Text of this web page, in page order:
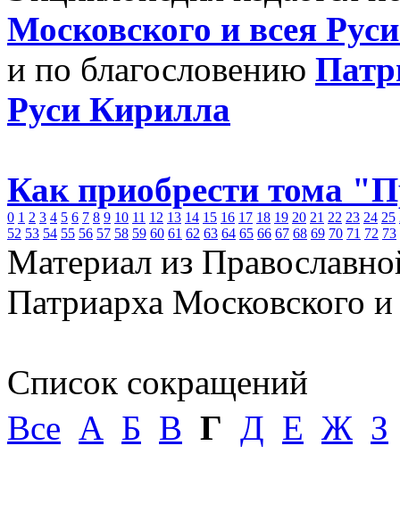
Московского и всея
и по благословению
Руси Кирилла
Как приобрести тома
0 1 2 3 4 5 6 7 8 9 10 11 12 13 14 15 16 17 18 19 20 21 22 23 24 25
52 53 54 55 56 57 58 59 60 61 62 63 64 65 66 67 68 69 70 71 72 73
Материал из
Патриарха Московского
Список сокращений
Все А Б В Г Д Е Ж З